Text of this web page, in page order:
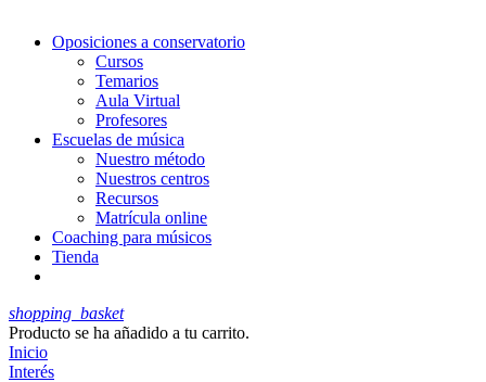
Oposiciones a conservatorio
Cursos
Temarios
Aula Virtual
Profesores
Escuelas de música
Nuestro método
Nuestros centros
Recursos
Matrícula online
Coaching para músicos
Tienda
shopping_basket
Producto se ha añadido a tu carrito.
Inicio
Interés